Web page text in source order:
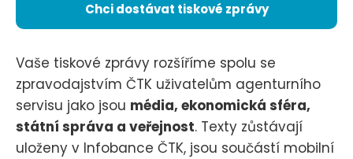
Chci dostávat tiskové zprávy
Vaše tiskové zprávy rozšíříme spolu se
zpravodajstvím ČTK uživatelům agenturního
servisu jako jsou média, ekonomická sféra,
státní správa a veřejnost. Texty zůstávají
uloženy v Infobance ČTK, jsou součástí mobilní